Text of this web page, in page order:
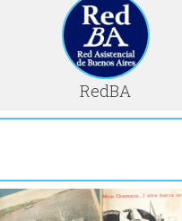
RedBA